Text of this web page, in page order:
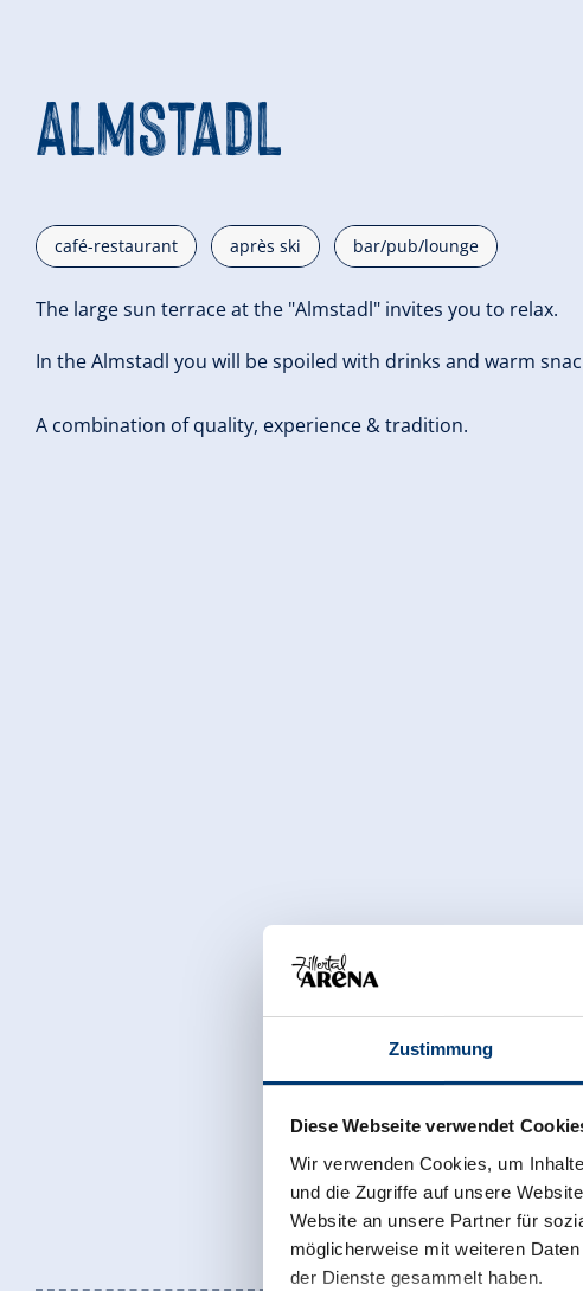
Zustimmung
Diese Webseite verwendet
Wir verwenden Cookies, um
und die Zugriffe auf unsere
Website an unsere Partner für
möglicherweise mit weiteren
der Dienste gesammelt haben.
Almstadl
café-restaurant après ski bar/pub/lounge
The large sun terrace at the "Almstadl" invites you to relax.
In the Almstadl you will be spoiled with drinks and warm
A combination of quality, experience & tradition.